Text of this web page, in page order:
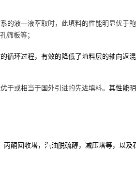
的液一液萃取时，此填料的性能明显优于
筛板等；
循环过程，有效的降低了埴料层的轴向返
于或相当于国外引进的先进填料。 其性能
丙酮回收塔，汽油脱硫醇，减压塔等，以及